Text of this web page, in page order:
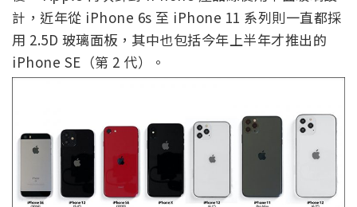
計，近年從 iPhone 6s 至 iPhone 11 系列則一直都採
用 2.5D 玻璃面板，其中也包括今年上半年才推出的
iPhone SE（第 2 代）。